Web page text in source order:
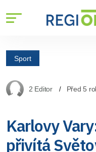
Sport
2 Editor Před 5
Karlovy
přivítá